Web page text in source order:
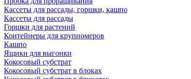
Кассеты для рассады, горшки, кашпо
Кассеты для рассады
Горшки для растений
Контейнеры для крупномеров
Кашпо
Ящики для выгонки
Кокосовый субстрат
Кокосовый субстрат в блоках